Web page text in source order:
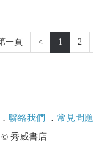
一頁 < 1 2
． 聯絡我們 ． 常見問題
秀威書店